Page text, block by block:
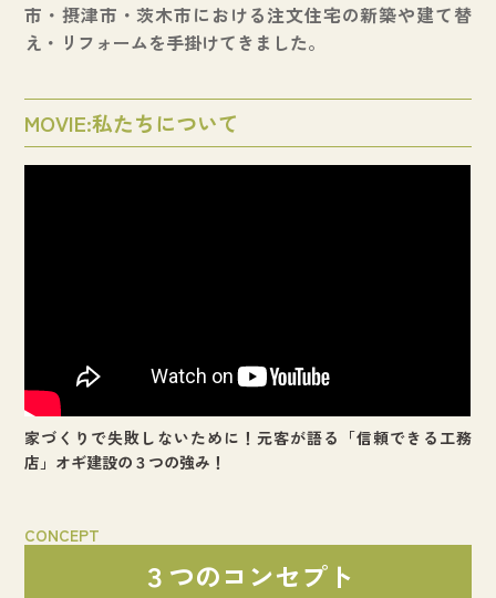
市・摂津市・茨木市における注文住宅の新築や建て替
え・リフォームを手掛けてきました。
MOVIE:私たちについて
家づくりで失敗しないために！元客が語る「信頼できる工務
店」オギ建設の３つの強み！
CONCEPT
３つのコンセプト